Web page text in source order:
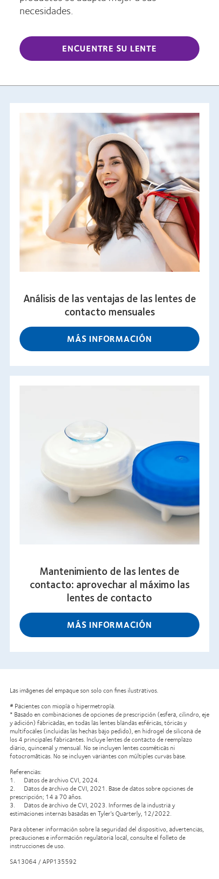
necesidades.
ENCUENTRE SU LENTE
Análisis de las ventajas de las lentes de
contacto mensuales
MÁS INFORMACIÓN
Mantenimiento de las lentes de
contacto: aprovechar al máximo las
lentes de contacto
MÁS INFORMACIÓN
Las imágenes del empaque son solo con fines ilustrativos.
# Pacientes con miopía o hipermetropía.
* Basado en combinaciones de opciones de prescripción (esfera, cilindro, eje
y adición) fabricadas, en todas las lentes blandas esféricas, tóricas y
multifocales (incluidas las hechas bajo pedido), en hidrogel de silicona de
los 4 principales fabricantes. Incluye lentes de contacto de reemplazo
diario, quincenal y mensual. No se incluyen lentes cosméticas ni
fotocromáticas. No se incluyen variantes con múltiples curvas base.
Referencias:
1. Datos de archivo CVI, 2024.
2. Datos de archivo de CVI, 2021. Base de datos sobre opciones de
prescripción; 14 a 70 años.
3. Datos de archivo de CVI, 2023. Informes de la industria y
estimaciones internas basadas en Tyler's Quarterly, 12/2022.
Para obtener información sobre la seguridad del dispositivo, advertencias,
precauciones e información regulatoria local, consulte el folleto de
instrucciones de uso.
SA13064 / APP135592